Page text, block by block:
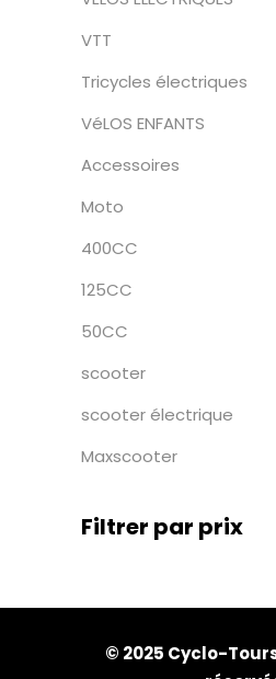
VTT
Tricycles électriques
VéLOS ENFANTS
Accessoires
Moto
400CC
125CC
50CC
scooter
scooter électrique
Maxscooter
Filtrer par prix
© 2025 Cyclo-